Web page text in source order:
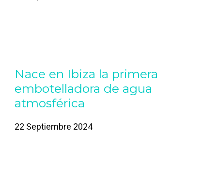
Nace en Ibiza la primera
embotelladora de agua
atmosférica
22 Septiembre 2024